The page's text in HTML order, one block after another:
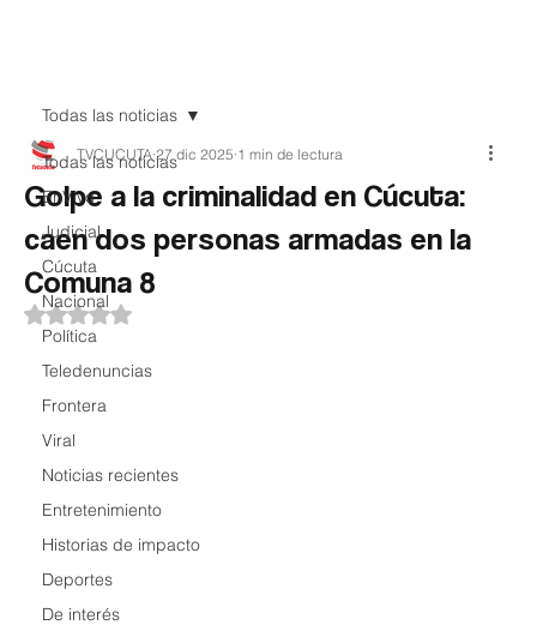
Todas las noticias
EnVivo
Judicial
Cúcuta
Nacional
Política
Teledenuncias
Frontera
Viral
Noticias recientes
Entretenimiento
Historias de impacto
Deportes
De interés
Todas las noticias
Golpe a la criminalidad en Cúcuta:
caen dos personas armadas en la
Comuna 8
TVCUCUTA 27 dic 2025 1 min de lectura
Obtuvo NaN de 5 estrellas.